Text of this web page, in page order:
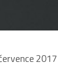
2017